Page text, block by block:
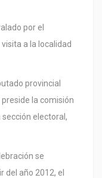
por el
a la localidad
provincial
la comisión
electoral,
se
del año 2012, el